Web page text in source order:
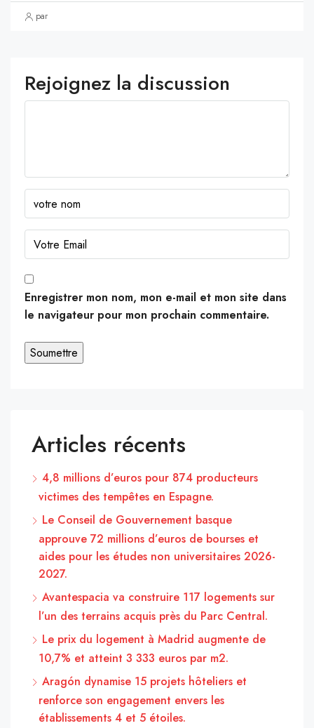
par
Rejoignez la discussion
Enregistrer mon nom, mon e-mail et mon site dans
le navigateur pour mon prochain commentaire.
Articles récents
4,8 millions d’euros pour 874 producteurs
victimes des tempêtes en Espagne.
Le Conseil de Gouvernement basque
approuve 72 millions d’euros de bourses et
aides pour les études non universitaires 2026-
2027.
Avantespacia va construire 117 logements sur
l’un des terrains acquis près du Parc Central.
Le prix du logement à Madrid augmente de
10,7% et atteint 3 333 euros par m2.
Aragón dynamise 15 projets hôteliers et
renforce son engagement envers les
établissements 4 et 5 étoiles.